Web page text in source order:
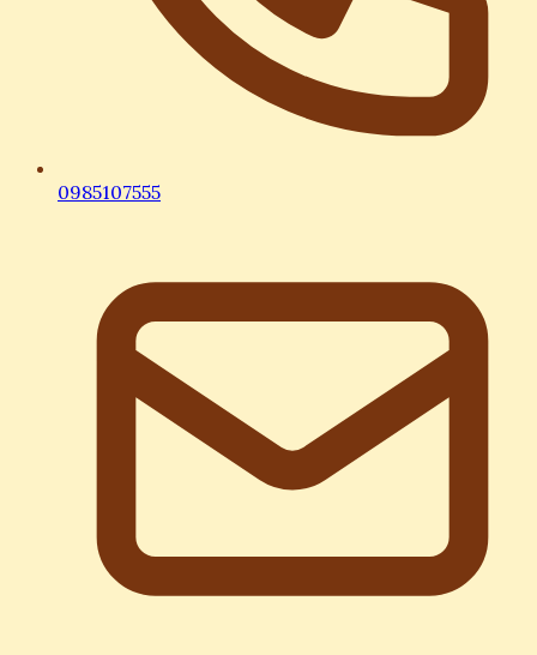
0985107555